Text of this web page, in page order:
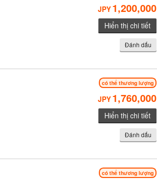
JPY 1,200,000
Hiển thị chi tiết
Đánh dấu
có thể thương lượng
JPY 1,760,000
Hiển thị chi tiết
Đánh dấu
có thể thương lượng